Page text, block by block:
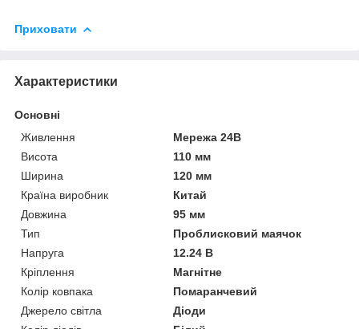
Приховати
Характеристики
Основні
Живлення
Мережа 24В
Висота
110 мм
Ширина
120 мм
Країна виробник
Китай
Довжина
95 мм
Тип
Проблисковий маячок
Напруга
12.24 В
Кріплення
Магнітне
Колір ковпака
Помаранчевий
Джерело світла
Діоди